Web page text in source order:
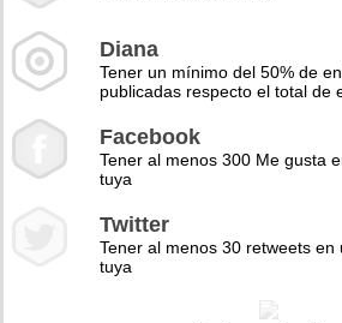
Diana
Tener un mínimo del 50% de
publicadas respecto el total de
Facebook
Tener al menos 300 Me gusta
tuya
Twitter
Tener al menos 30 retweets en
tuya